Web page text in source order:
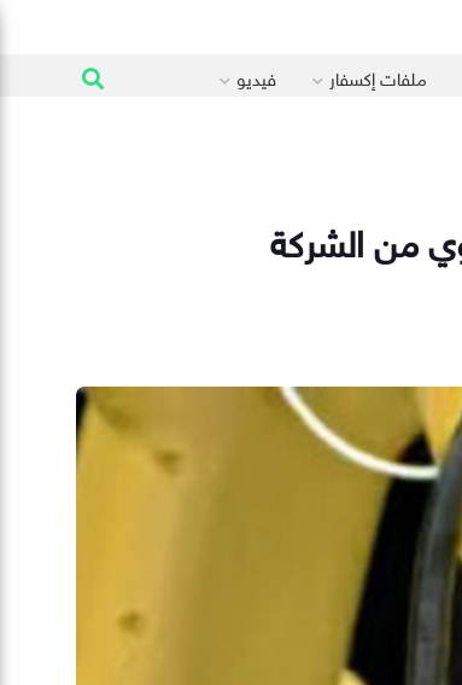
ملفات إكسفار فيديو